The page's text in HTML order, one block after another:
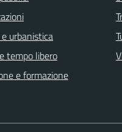
urbanistica
tempo libero
e formazione